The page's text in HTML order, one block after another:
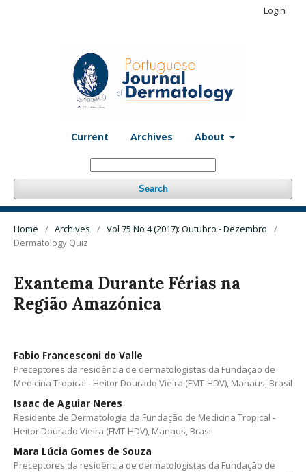
Current Archives About
Search
Login
Home / Archives / Vol 75 No 4 (2017): Outubro - Dezembro
/
Dermatology Quiz
Exantema Durante Férias na
Região Amazónica
Fabio Francesconi do Valle
Preceptores da residência de dermatologistas da Fundação de
Medicina Tropical - Heitor Dourado Vieira (FMT-HDV), Manaus, Brasil
Isaac de Aguiar Neres
Residente de Dermatologia da Fundação de Medicina Tropical -
Heitor Dourado Vieira (FMT-HDV), Manaus, Brasil
Mara Lúcia Gomes de Souza
Preceptores da residência de dermatologistas da Fundação de